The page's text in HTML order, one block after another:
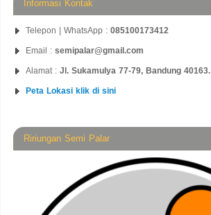
Informasi Kontak
Telepon | WhatsApp : 085100173412
Email : semipalar@gmail.com
Alamat : Jl. Sukamulya 77-79, Bandung 40163.
Peta Lokasi klik di sini
Ririungan Semi Palar